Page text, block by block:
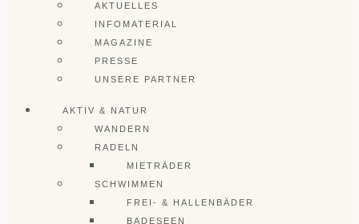
AKTUELLES
INFOMATERIAL
MAGAZINE
PRESSE
UNSERE PARTNER
AKTIV & NATUR
WANDERN
RADELN
MIETRÄDER
SCHWIMMEN
FREI- & HALLENBÄDER
BADESEEN